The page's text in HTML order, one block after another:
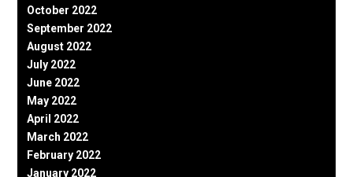
October 2022
September 2022
August 2022
July 2022
June 2022
May 2022
April 2022
March 2022
February 2022
January 2022